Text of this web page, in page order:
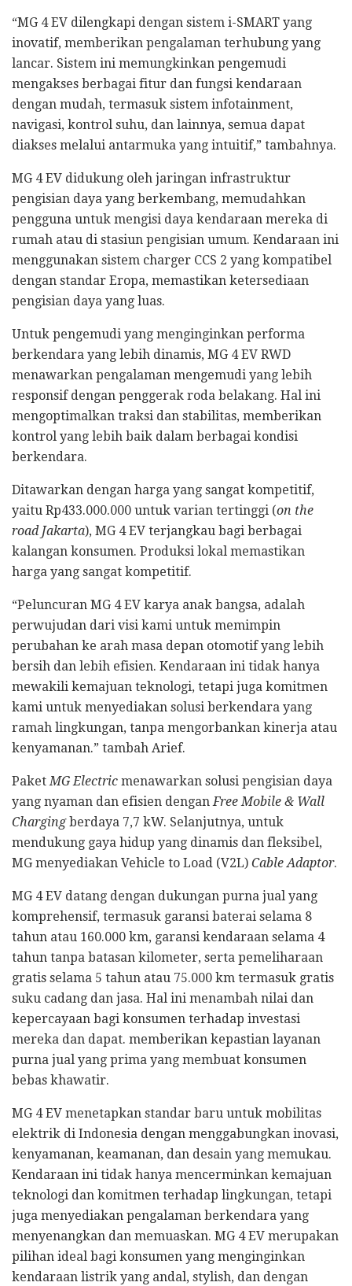
“MG 4 EV dilengkapi dengan sistem i-SMART yang
inovatif, memberikan pengalaman terhubung yang
lancar. Sistem ini memungkinkan pengemudi
mengakses berbagai fitur dan fungsi kendaraan
dengan mudah, termasuk sistem infotainment,
navigasi, kontrol suhu, dan lainnya, semua dapat
diakses melalui antarmuka yang intuitif,” tambahnya.
MG 4 EV didukung oleh jaringan infrastruktur
pengisian daya yang berkembang, memudahkan
pengguna untuk mengisi daya kendaraan mereka di
rumah atau di stasiun pengisian umum. Kendaraan ini
menggunakan sistem charger CCS 2 yang kompatibel
dengan standar Eropa, memastikan ketersediaan
pengisian daya yang luas.
Untuk pengemudi yang menginginkan performa
berkendara yang lebih dinamis, MG 4 EV RWD
menawarkan pengalaman mengemudi yang lebih
responsif dengan penggerak roda belakang. Hal ini
mengoptimalkan traksi dan stabilitas, memberikan
kontrol yang lebih baik dalam berbagai kondisi
berkendara.
Ditawarkan dengan harga yang sangat kompetitif,
yaitu Rp433.000.000 untuk varian tertinggi (on the
road Jakarta), MG 4 EV terjangkau bagi berbagai
kalangan konsumen. Produksi lokal memastikan
harga yang sangat kompetitif.
“Peluncuran MG 4 EV karya anak bangsa, adalah
perwujudan dari visi kami untuk memimpin
perubahan ke arah masa depan otomotif yang lebih
bersih dan lebih efisien. Kendaraan ini tidak hanya
mewakili kemajuan teknologi, tetapi juga komitmen
kami untuk menyediakan solusi berkendara yang
ramah lingkungan, tanpa mengorbankan kinerja atau
kenyamanan.” tambah Arief.
PaketMG Electric menawarkan solusi pengisian daya
yang nyaman dan efisien denganFree Mobile & Wall
Chargingberdaya 7,7 kW. Selanjutnya, untuk
mendukung gaya hidup yang dinamis dan fleksibel,
MG menyediakan Vehicle to Load (V2L) Cable Adaptor.
MG 4 EV datang dengan dukungan purna jual yang
komprehensif, termasuk garansi baterai selama 8
tahun atau 160.000 km, garansi kendaraan selama 4
tahun tanpa batasan kilometer, serta pemeliharaan
gratis selama 5 tahun atau 75.000 km termasuk gratis
suku cadang dan jasa. Hal ini menambah nilai dan
kepercayaan bagi konsumen terhadap investasi
mereka dan dapat. memberikan kepastian layanan
purna jual yang prima yang membuat konsumen
bebas khawatir.
MG 4 EV menetapkan standar baru untuk mobilitas
elektrik di Indonesia dengan menggabungkan inovasi,
kenyamanan, keamanan, dan desain yang memukau.
Kendaraan ini tidak hanya mencerminkan kemajuan
teknologi dan komitmen terhadap lingkungan, tetapi
juga menyediakan pengalaman berkendara yang
menyenangkan dan memuaskan. MG 4 EV merupakan
pilihan ideal bagi konsumen yang menginginkan
kendaraan listrik yang andal, stylish, dan dengan